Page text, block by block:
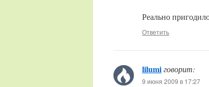
Реально
Ответить
lilumiговорит:
9 июня 2009 в 17:27